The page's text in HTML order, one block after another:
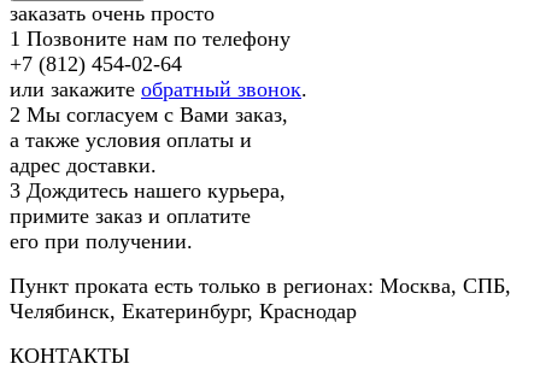
заказать очень просто
1 Позвоните нам по телефону
+7 (812) 454-02-64
или закажите обратный звонок.
2 Мы согласуем с Вами заказ,
а также условия оплаты и
адрес доставки.
3 Дождитесь нашего курьера,
примите заказ и оплатите
его при получении.
Пункт проката есть только в регионах: Москва, СПБ,
Челябинск, Екатеринбург, Краснодар
КОНТАКТЫ